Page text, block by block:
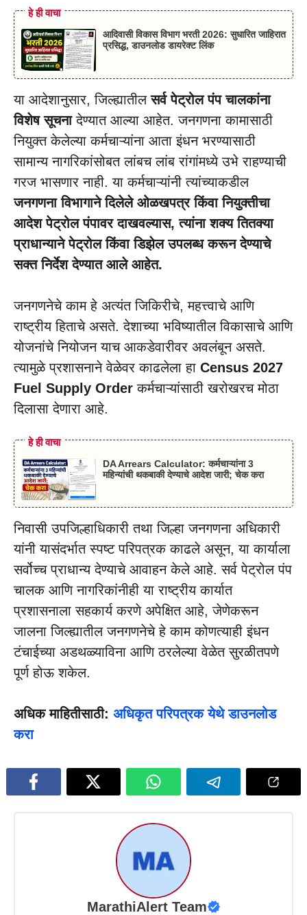
हे ही वाचा
आदिवासी विकास विभाग भरती 2026: सुधारित जाहिरात
प्रसिद्ध, डाउनलोड डायरेक्ट लिंक
या आदेशानुसार, जिल्ह्यातीलसर्व पेट्रोल पंप चालकांना
विशेष सूचनादेण्यात आल्या आहेत. जनगणना कामासाठी
नियुक्त केलेल्या कर्मचाऱ्यांना आता इंधन भरण्यासाठी
सामान्य नागरिकांसोबत लांबच लांब रांगांमध्ये उभे राहण्याची
गरज भासणार नाही. या कर्मचाऱ्यांनी त्यांच्याकडील
जनगणना विभागाने दिलेले ओळखपत्र किंवा नियुक्तीचा
आदेश पेट्रोल पंपावर दाखवल्यास, त्यांना शक्य तितक्या
प्राधान्याने पेट्रोल किंवा डिझेल उपलब्ध करून देण्याचे
सक्त निर्देश देण्यात आले आहेत.
जनगणनेचे काम हे अत्यंत जिकिरीचे, महत्त्वाचे आणि
राष्ट्रीय हिताचे असते. देशाच्या भविष्यातील विकासाचे आणि
योजनांचे नियोजन याच आकडेवारीवर अवलंबून असते.
त्यामुळे प्रशासनाने वेळेवर काढलेला हा Census 2027
Fuel Supply Order कर्मचाऱ्यांसाठी खरोखरच मोठा
दिलासा देणारा आहे.
हे ही वाचा
DA Arrears Calculator: कर्मचाऱ्यांना 3
महिन्यांची थकबाकी देण्याचे आदेश जारी; चेक करा
निवासी उपजिल्हाधिकारी तथा जिल्हा जनगणना अधिकारी
यांनी यासंदर्भात स्पष्ट परिपत्रक काढले असून, या कार्याला
सर्वोच्च प्राधान्य देण्याचे आवाहन केले आहे. सर्व पेट्रोल पंप
चालक आणि नागरिकांनीही या राष्ट्रीय कार्यात
प्रशासनाला सहकार्य करणे अपेक्षित आहे, जेणेकरून
जालना जिल्ह्यातील जनगणनेचे हे काम कोणत्याही इंधन
टंचाईच्या अडथळ्याविना आणि ठरलेल्या वेळेत सुरळीतपणे
पूर्ण होऊ शकेल.
अधिक माहितीसाठी: अधिकृत परिपत्रक येथे डाउनलोड
करा
MarathiAlert Team